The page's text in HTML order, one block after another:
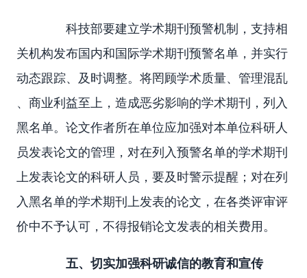
科技部要建立学术期刊预警机制，支持相
关机构发布国内和国际学术期刊预警名单，并实行
动态跟踪、及时调整。将罔顾学术质量、管理混乱
、商业利益至上，造成恶劣影响的学术期刊，列入
黑名单。论文作者所在单位应加强对本单位科研人
员发表论文的管理，对在列入预警名单的学术期刊
上发表论文的科研人员，要及时警示提醒；对在列
入黑名单的学术期刊上发表的论文，在各类评审评
价中不予认可，不得报销论文发表的相关费用。
五、切实加强科研诚信的教育和宣传